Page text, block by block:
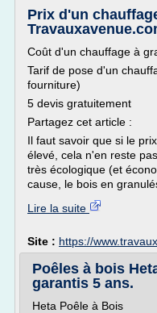
Prix d'un
Coût d'un chauffage à
Tarif de pose d'un
fourniture)
5 devis gratuitement
Partagez cet article :
Il faut savoir que si le
élevé, cela n'en reste
très écologique (et
cause, le bois en
Lire la suite
Site : https://
Poêles à bois
garantis 5 ans.
Heta Poêle à Bois